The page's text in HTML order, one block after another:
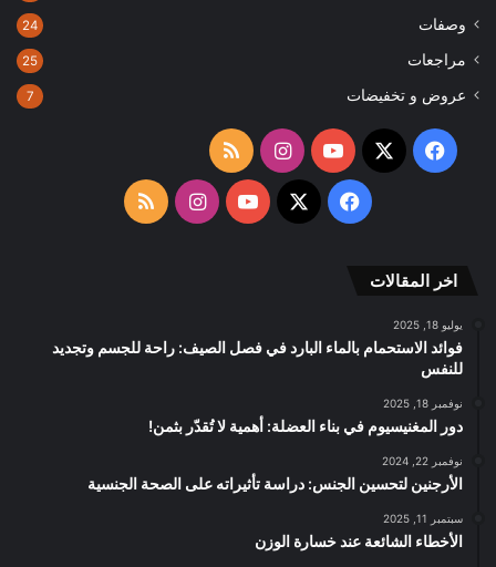
وصفات 24
مراجعات 25
عروض و تخفيضات 7
فيسبوك
‫X
‫YouTubeانستقرامملخص
الموقع
فيسبوك
‫X
‫YouTubeانستقرامملخص
اخر المقالات
يوليو 18, 2025
فوائد الاستحمام بالماء البارد في فصل الصيف: راحة للجسم وتجديد
للنفس
نوفمبر 18, 2025
دور المغنيسيوم في بناء العضلة: أهمية لا تُقدّر بثمن!
نوفمبر 22, 2024
الأرجنين لتحسين الجنس: دراسة تأثيراته على الصحة الجنسية
سبتمبر 11, 2025
الأخطاء الشائعة عند خسارة الوزن